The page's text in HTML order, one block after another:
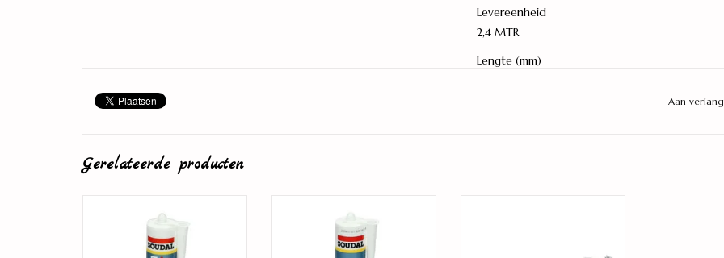
Levereenheid
2,4 MTR
Lengte (mm)
Aan
Gerelateerde producten
TOEVOEGEN AAN WINKELWAGEN TOEVOEGEN AAN WINKELWAGEN